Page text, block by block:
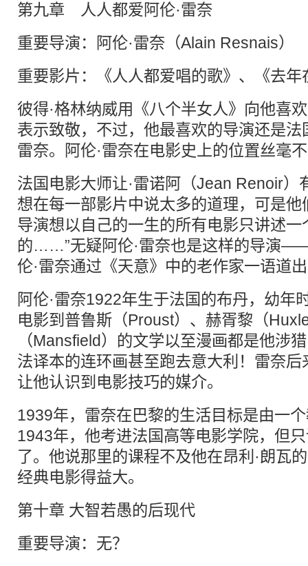
第九章 人人都爱阿伦·雷奈
重要导演：阿伦·雷奈（Alain Resnais）
重要影片：《人人都爱唱的歌》、《去年
彼得·格林纳威用《八个半女人》向他喜
表示致敬，不过，他最喜欢的导演还是法
雷奈。阿伦·雷奈在电影史上的位置丝毫
法国电影大师让·雷诺阿（Jean Renoir）
想在每一部影片中说太多的道理，可是
导演想以自己的一生的所有电影只讲述
的……”无疑阿伦·雷奈也是这样的导演
伦·雷奈通过《天意》中的老作家一语道
阿伦·雷奈1922年生于法国的布丹，幼年
电影到普鲁斯（Proust）、赫胥黎（
（Mansfield）的文学以至漫画都是他涉
法译本的连环画甚至跑去意大利！雷奈
让他认识到电影技巧的媒介。
1939年，雷奈在巴黎的生活目标是由一
1943年，他考进法国高等电影学院，但
了。他说那里的课程不及他在昂利·朗瓦
经典电影得益大。
第十章 大智若愚的后现代
重要导演：无？